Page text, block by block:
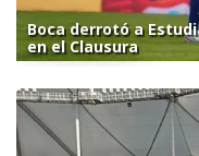
Boca derrotó a
en el Clausura